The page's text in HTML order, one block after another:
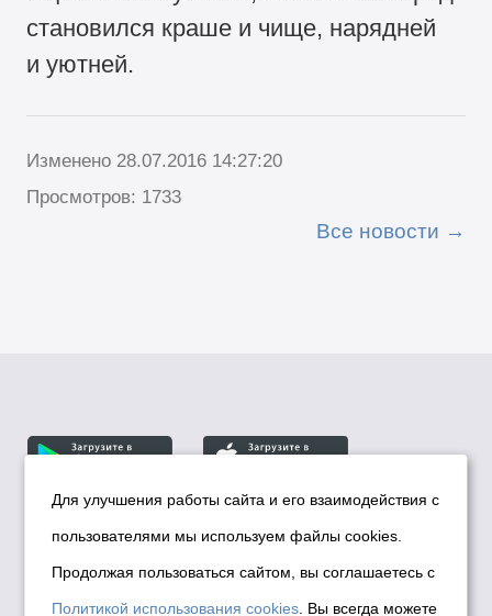
становился краше и чище, нарядней
и уютней.
Изменено 28.07.2016 14:27:20
Просмотров: 1733
Все новости
© Департамент информационной политики мэрии
города Новосибирска, 2026
Политика использования Cookies
Для улучшения работы сайта и его взаимодействия с
пользователями мы используем файлы cookies.
Продолжая пользоваться сайтом, вы соглашаетесь с
Политикой использования cookies . Вы всегда можете